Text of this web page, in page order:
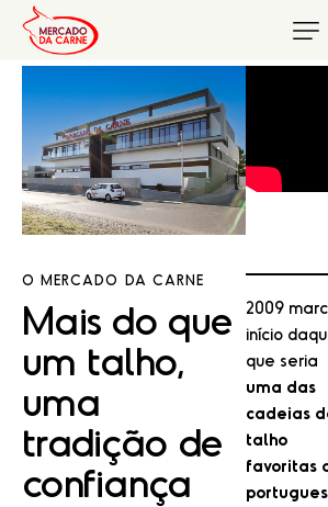
O MERCADO DA CARNE
Mais do que
um talho,
uma
tradição de
confiança
2009
início
que seria
uma das
cadeias
talho
favoritas